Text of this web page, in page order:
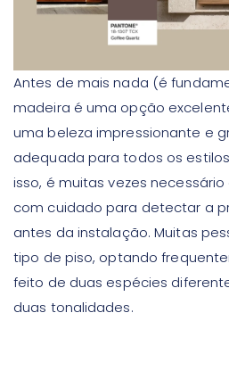
Antes de mais nada (é
madeira é uma opção
uma beleza impressionante e
adequada para todos os
isso, é muitas vezes
com cuidado para detectar a
antes da instalação. Muitas
tipo de piso, optando
feito de duas espécies
duas tonalidades.